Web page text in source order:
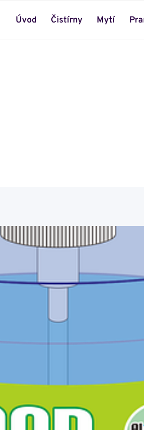
Úvod Čistírny Mytí